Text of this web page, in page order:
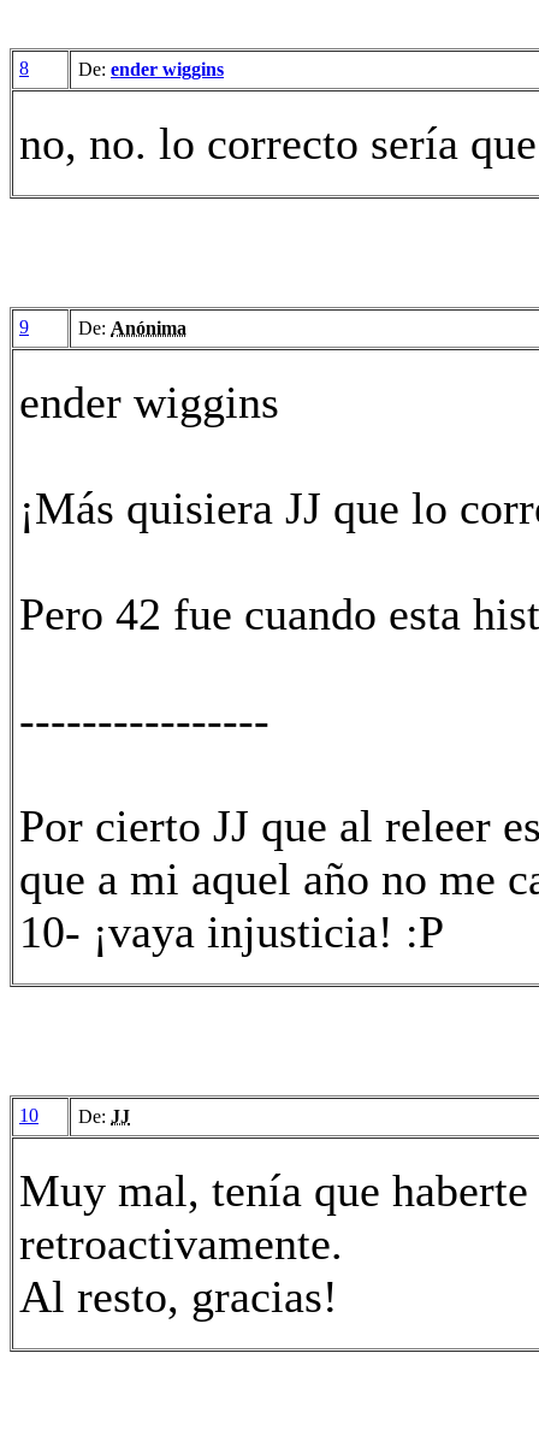
8 De: ender wiggins
no, no. lo correcto sería
9 De: Anónima
ender wiggins
¡Más quisiera JJ que lo
Pero 42 fue cuando esta
----------------
Por cierto JJ que al releer
que a mi aquel año no me
10- ¡vaya injusticia! :P
10 De: JJ
Muy mal, tenía que
retroactivamente.
Al resto, gracias!